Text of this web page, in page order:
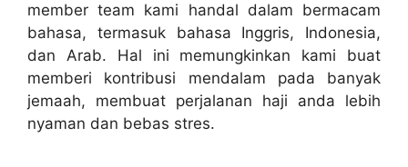
member team kami handal dalam bermacam
bahasa, termasuk bahasa Inggris, Indonesia,
dan Arab. Hal ini memungkinkan kami buat
memberi kontribusi mendalam pada banyak
jemaah, membuat perjalanan haji anda lebih
nyaman dan bebas stres.